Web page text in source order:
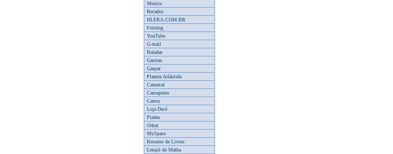
Musica
Recados
HLERA.COM.BR
Fotolog
YouTube
G-mail
Baladas
Garotas
Gaspar
Planeta Atlântida
Carnaval
Carnaporto
Carros
Loja Decé
Piadas
Orkut
MySpace
Resumo de Livros
Lençol de Malha